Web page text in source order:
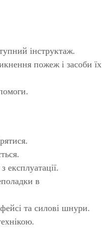
інструктаж.
пожеж і засоби їх
експлуатації.
в
та силові шнури.